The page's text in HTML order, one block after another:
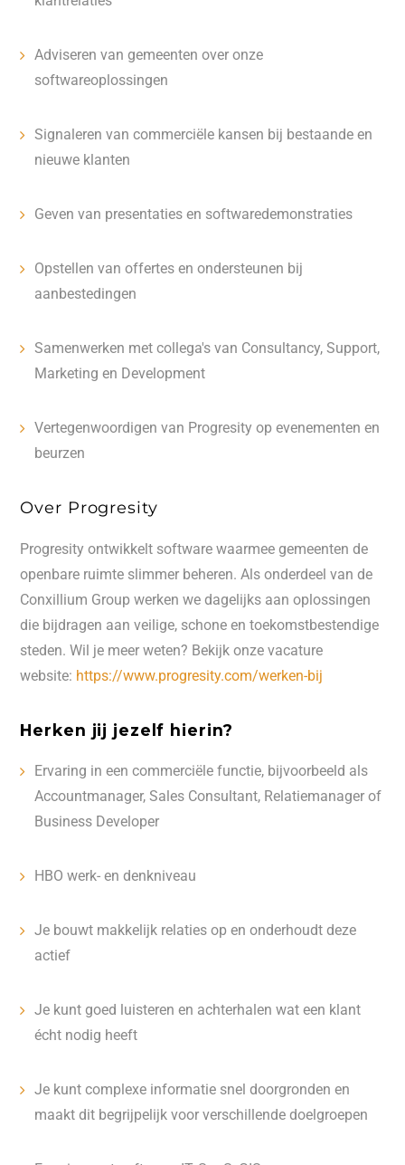
Adviseren van gemeenten over onze
softwareoplossingen
Signaleren van commerciële kansen bij bestaande en
nieuwe klanten
Geven van presentaties en softwaredemonstraties
Opstellen van offertes en ondersteunen bij
aanbestedingen
Samenwerken met collega's van Consultancy, Support,
Marketing en Development
Vertegenwoordigen van Progresity op evenementen en
beurzen
Over Progresity
Progresity ontwikkelt software waarmee gemeenten de
openbare ruimte slimmer beheren. Als onderdeel van de
Conxillium Group werken we dagelijks aan oplossingen
die bijdragen aan veilige, schone en toekomstbestendige
steden. Wil je meer weten? Bekijk onze vacature
website: https://www.progresity.com/werken-bij
Herken jij jezelf hierin?
Ervaring in een commerciële functie, bijvoorbeeld als
Accountmanager, Sales Consultant, Relatiemanager of
Business Developer
HBO werk- en denkniveau
Je bouwt makkelijk relaties op en onderhoudt deze
actief
Je kunt goed luisteren en achterhalen wat een klant
écht nodig heeft
Je kunt complexe informatie snel doorgronden en
maakt dit begrijpelijk voor verschillende doelgroepen